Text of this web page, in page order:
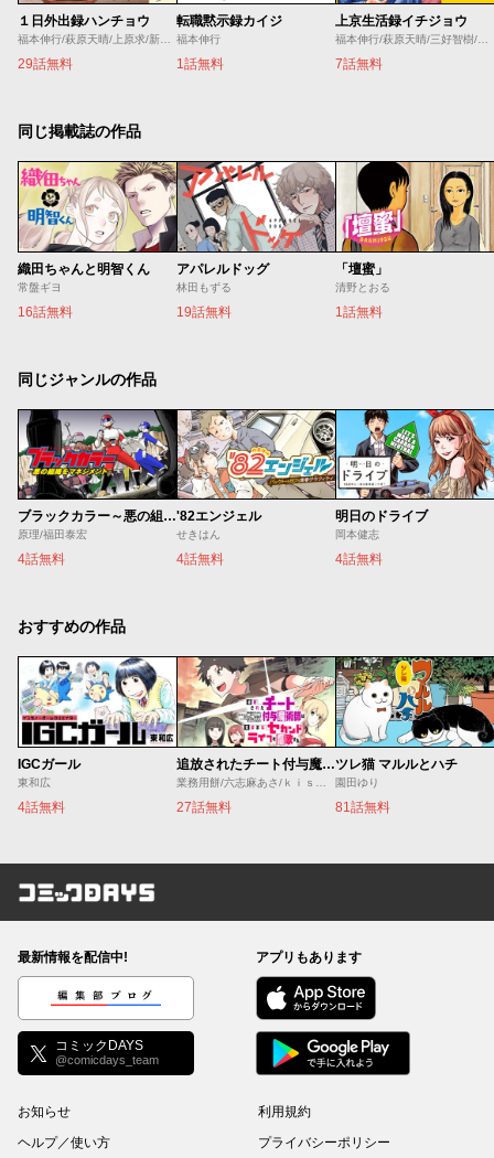
１日外出録ハンチョウ
29話無料
転職黙示録カイジ
福本伸行
1話無料
上京生活録イチジョウ
7話無料
同じ掲載誌の作品
織田ちゃんと明智くん
常盤ギヨ
16話無料
アパレルドッグ
林田もずる
19話無料
「壇蜜」
清野とおる
1話無料
同じジャンルの作品
ブラックカラー～悪の組織をマネジメント～
原理/福田泰宏
4話無料
'82エンジェル
せきはん
4話無料
明日のドライブ
岡本健志
4話無料
おすすめの作品
IGCガール
東和広
4話無料
追放されたチート付与魔術師は気ままなセカンドライフを謳歌する。 ～俺は武器だけじゃなく、あらゆるものに『強化ポイント』を付与できるし、俺の意思でいつでも効果を解除できるけど、残った人たち大丈夫？～
業務用餅/六志麻あさ/ｋｉｓｕｉ
27話無料
ツレ猫 マルルとハチ
園田ゆり
81話無料
コミックDAYS
最新情報を配信中!
編集部ブログ
コミックDAYS
@comicdays_team
アプリもあります
お知らせ
ヘルプ／使い方
利用規約
プライバシーポリシー